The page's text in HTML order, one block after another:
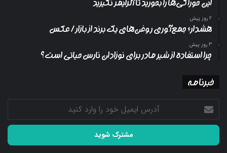
2 روز پیش
هشدار؛ جمع‌آوری روغن‌های یک برند از بازار/ عکس
3 روز پیش
چرا استفاده از شیر مادر برای نوزادان نارس حیاتی است؟
خبرنامه
آدرس
ایمیل
خود
وارد